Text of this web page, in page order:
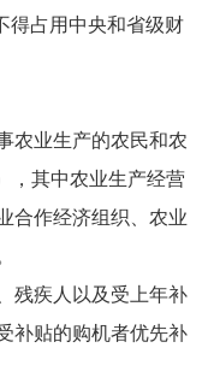
得占用中央和省级财
农业生产的农民和农
，其中农业生产经营
合作经济组织、农业
残疾人以及受上年补
补贴的购机者优先补